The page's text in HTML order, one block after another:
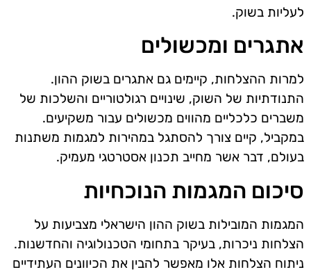
לעליות בשוק.
אתגרים ומכשולים
למרות ההצלחות, קיימים גם אתגרים בשוק ההון.
התנודתיות של השוק, שינויים רגולטוריים והשלכות של
משברים כלכליים מהווים מכשולים עבור משקיעים.
במקביל, קיים צורך להסתגל במהירות למגמות משתנות
בעולם, דבר אשר מחייב תכנון אסטרטגי מעמיק.
סיכום המגמות הנוכחיות
המגמות המובילות בשוק ההון הישראלי מצביעות על
הצלחות ניכרות, בעיקר בתחומי הטכנולוגיה והחדשנות.
ניתוח הצלחות אלו מאפשר להבין את הכיוונים העתידיים